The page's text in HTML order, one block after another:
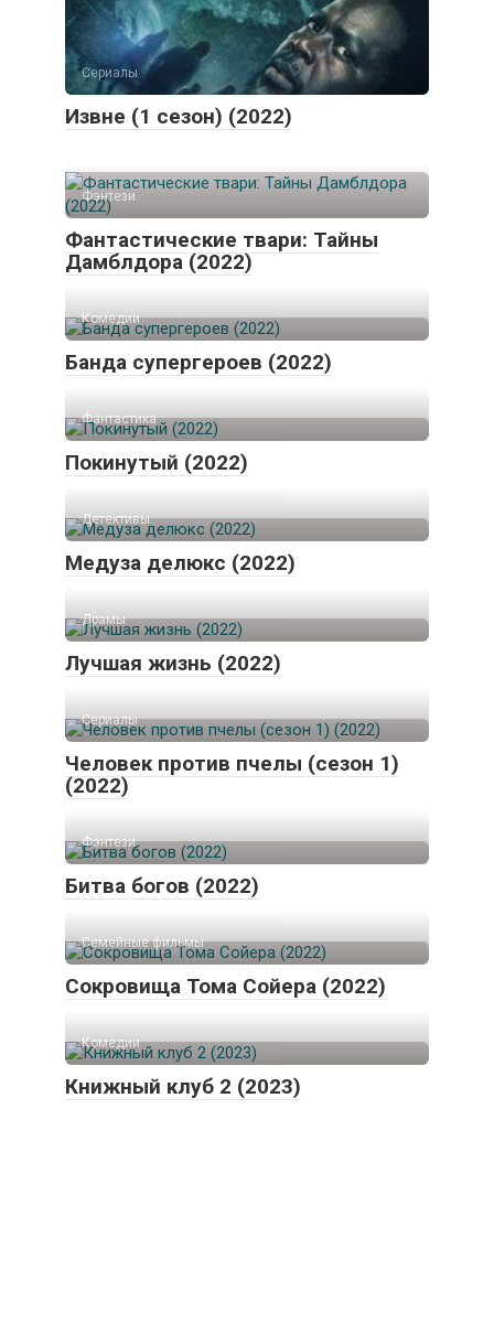
Сериалы
Извне (1 сезон) (2022)
Фэнтези
Фантастические твари: Тайны
Дамблдора (2022)
Комедии
Банда супергероев (2022)
Фантастика
Покинутый (2022)
Детективы
Медуза делюкс (2022)
Драмы
Лучшая жизнь (2022)
Сериалы
Человек против пчелы (сезон 1)
(2022)
Фэнтези
Битва богов (2022)
Семейные фильмы
Сокровища Тома Сойера (2022)
Комедии
Книжный клуб 2 (2023)